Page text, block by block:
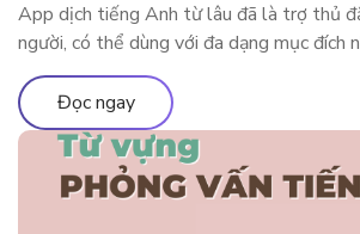
App dịch tiếng Anh từ lâu đã là trợ thủ
người, có thể dùng với đa dạng mục đích
lịch, học tập,… Cùng tìm hiểu 20 app
và phổ biến nhất tại đây nhé. Ưu nhược
dụng app […]
Đọc ngay